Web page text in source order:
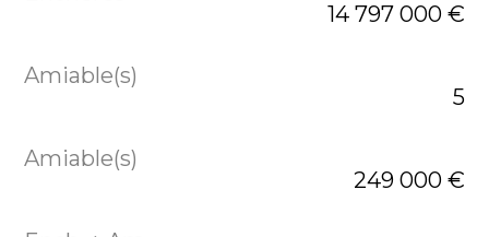
14 797 000 €
5
249 000 €